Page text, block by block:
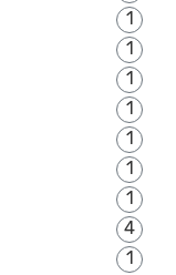
1
1
1
1
1
1
1
4
1